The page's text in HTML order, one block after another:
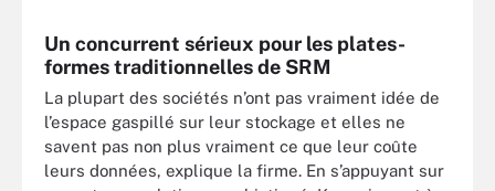
Un concurrent sérieux pour les plates-
formes traditionnelles de SRM
La plupart des sociétés n’ont pas vraiment idée de
l’espace gaspillé sur leur stockage et elles ne
savent pas non plus vraiment ce que leur coûte
leurs données, explique la firme. En s’appuyant sur